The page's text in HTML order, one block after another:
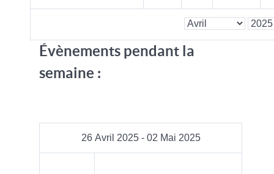
Évènements pendant la
semaine :
26 Avril 2025 - 02 Mai 2025